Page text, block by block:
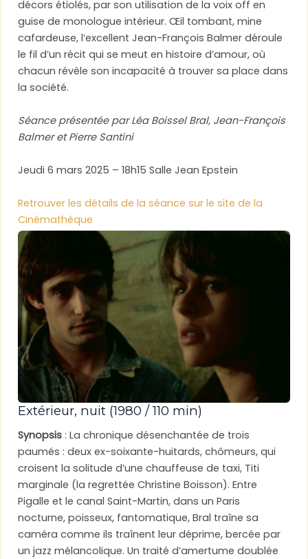
décors étiolés, par son utilisation de la voix off en
guise de monologue intérieur. Œil tombant, mine
cafardeuse, l’excellent Jean-François Balmer déroule
le fil d’un récit qui se meut en histoire d’amour, où
chacun révèle son incapacité à trouver sa place dans
la société.
Séance présentée par Léa Boissel Bral, Jean-François
Balmer et Pierre Santini
Jeudi 6 mars 2025 – 18h15 Salle Jean Epstein
Retrouver les détails de la séance sur le site de la
Cinémathèque
Extérieur, nuit (1980 / 110 min)
Synopsis : La chronique désenchantée de trois
paumés : deux ex-soixante-huitards, chômeurs, qui
croisent la solitude d’une chauffeuse de taxi, Titi
marginale (la regrettée Christine Boisson). Entre
Pigalle et le canal Saint-Martin, dans un Paris
nocturne, poisseux, fantomatique, Bral traîne sa
caméra comme ils traînent leur déprime, bercée par
un jazz mélancolique. Un traité d’amertume doublée